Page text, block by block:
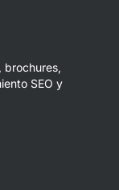
brochures,
SEO y